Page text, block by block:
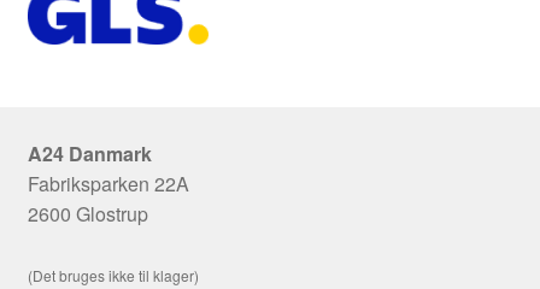
A24 Danmark
Fabriksparken 22A
2600 Glostrup
(Det bruges ikke til klager)